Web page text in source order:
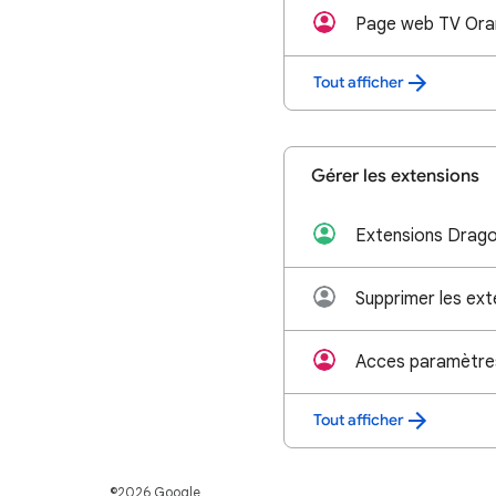
Page web TV
Tout afficher
Gérer les extensions
Extensions
Acces
Tout afficher
©2026 Google